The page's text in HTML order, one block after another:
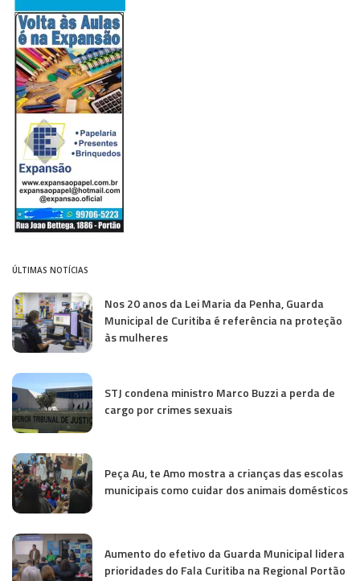
ÚLTIMAS NOTÍCIAS
Nos 20 anos da Lei Maria da Penha, Guarda
Municipal de Curitiba é referência na proteção
às mulheres
STJ condena ministro Marco Buzzi a perda de
cargo por crimes sexuais
Peça Au, te Amo mostra a crianças das escolas
municipais como cuidar dos animais domésticos
Aumento do efetivo da Guarda Municipal lidera
prioridades do Fala Curitiba na Regional Portão